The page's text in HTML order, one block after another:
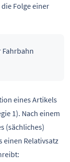
Folge einer
eines Artikels
1). Nach einem
(sächliches)
einen Relativsatz